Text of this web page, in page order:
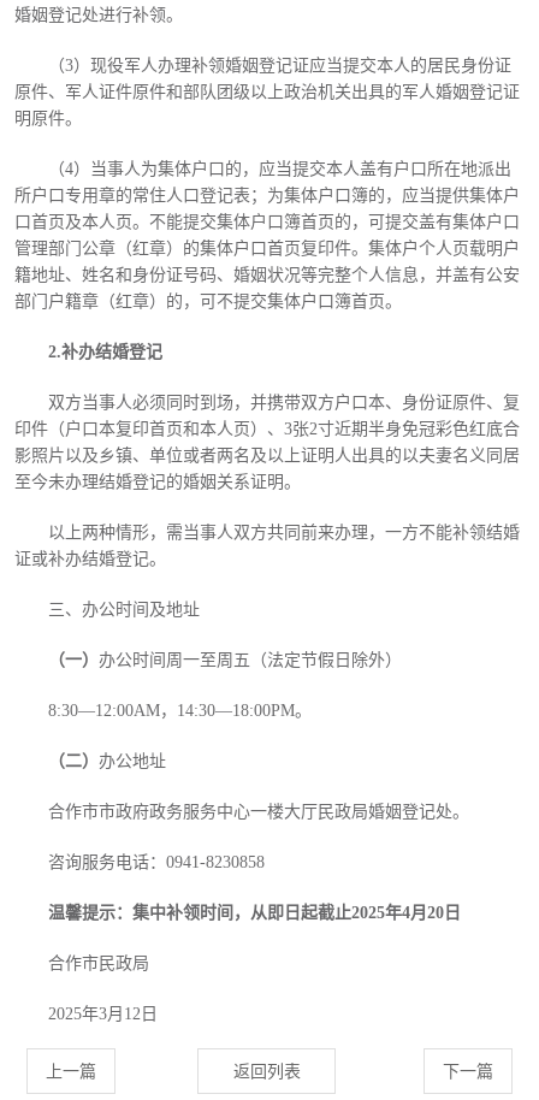
婚姻登记处进行补领。
（3）现役军人办理补领婚姻登记证应当提交本人的居民身份证
原件、军人证件原件和部队团级以上政治机关出具的军人婚姻登记证
明原件。
（4）当事人为集体户口的，应当提交本人盖有户口所在地派出
所户口专用章的常住人口登记表；为集体户口簿的，应当提供集体户
口首页及本人页。不能提交集体户口簿首页的，可提交盖有集体户口
管理部门公章（红章）的集体户口首页复印件。集体户个人页载明户
籍地址、姓名和身份证号码、婚姻状况等完整个人信息，并盖有公安
部门户籍章（红章）的，可不提交集体户口簿首页。
2.补办结婚登记
双方当事人必须同时到场，并携带双方户口本、身份证原件、复
印件（户口本复印首页和本人页）、 3张2寸近期半身免冠彩色红底合
影照片以及乡镇、单位或者两名及以上证明人出具的以夫妻名义同居
至今未办理结婚登记的婚姻关系证明。
以上两种情形，需当事人双方共同前来办理，一方不能补领结婚
证或补办结婚登记。
三、 办公时间及地址
（一） 办公时间周一至周五（法定节假日除外）
8:30—12:00AM，14:30—18:00PM。
（二） 办公地址
合作市市政府政务服务中心一楼大厅民政局婚姻登记处。
咨询服务电话： 0941-8230858
温馨提示：集中补领时间，从即日起截止2025年4月20日
合作市民政局
2025年3月12日
上一篇 返回列表 下一篇